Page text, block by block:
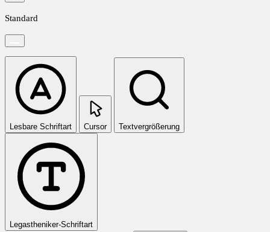
Standard
Lesbare Schriftart Cursor Textvergrößerung
Legastheniker-Schriftart